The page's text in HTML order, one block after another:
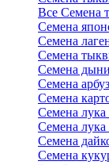
Все Семена
Семена
Семена
Семена
Семена дыни
Семена
Семена
Семена лука
Семена лука
Семена
Семена